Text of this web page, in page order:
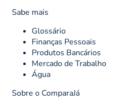
Sabe mais
Glossário
Finanças Pessoais
Produtos Bancários
Mercado de Trabalho
Água
Sobre o ComparaJá